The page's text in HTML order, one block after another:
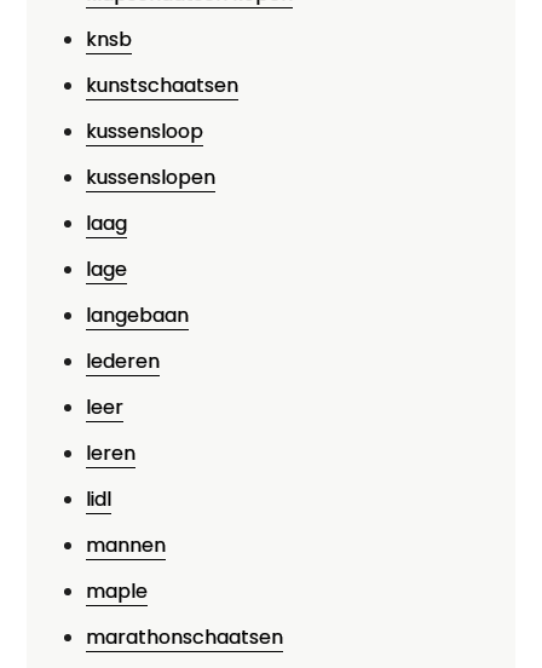
knsb
kunstschaatsen
kussensloop
kussenslopen
laag
lage
langebaan
lederen
leer
leren
lidl
mannen
maple
marathonschaatsen